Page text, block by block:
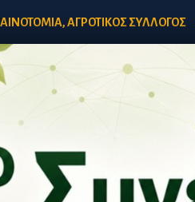
,ΑΓΡΟΤΙΚΟΣ ΣΥΛΛΟΓΟΣ